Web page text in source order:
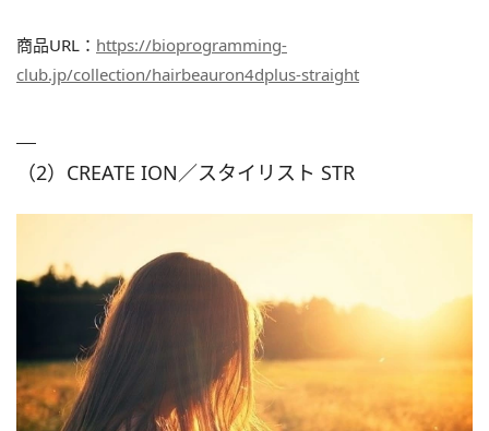
商品URL： https://bioprogramming-
club.jp/collection/hairbeauron4dplus-straight
（2）CREATE ION／スタイリスト STR